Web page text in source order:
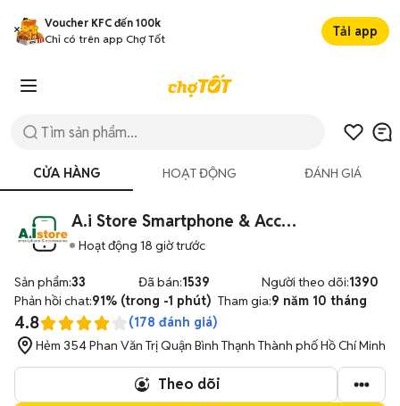
Voucher KFC đến 100k
Chỉ có trên app Chợ Tốt
Tải app
A.i Store Smartphone & Accessories
Hoạt động 18 giờ trước
4.8 (178 đánh giá)
Hẻm 354 Phan Văn Trị Quận Bình Thạnh Thành phố Hồ Chí Minh
Sản phẩm:33 Đã bán:1539 Người theo dõi:1390
Phản hồi chat:91% (trong -1 phút) Tham gia:9 năm 10 tháng
Theo dõi
CỬA HÀNG HOẠT ĐỘNG ĐÁNH GIÁ